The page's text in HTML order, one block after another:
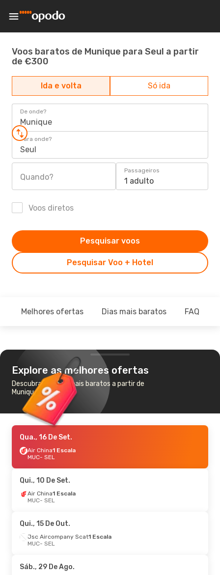
Voos baratos de Munique para Seul a partir
de €300
Ida e volta Só ida
De onde?
Munique
Para onde?
Seul
Quando?
Passageiros
1 adulto
Voos diretos
Pesquisar Voo + Hotel
Pesquisar voos
Melhores ofertas Dias mais baratos FAQ
Explore as melhores ofertas
Descubra os voos mais baratos a partir de
Munique para Seul
Qua., 16 De Set.
Air China1 Escala
MUC- SEL
Qui., 10 De Set.
Air China1 Escala
MUC- SEL
Qui., 15 De Out.
Jsc Aircompany Scat1 Escala
MUC- SEL
Sáb., 29 De Ago.